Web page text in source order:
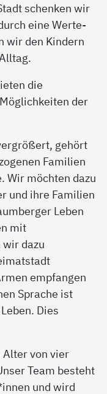
schenken wir
eine Werte-
wir den Kindern
die
der
gehört
Familien
Wir möchten dazu
und ihre Familien
Leben
mit
dazu
empfangen
Sprache ist
Dies
von vier
Team besteht
und wird